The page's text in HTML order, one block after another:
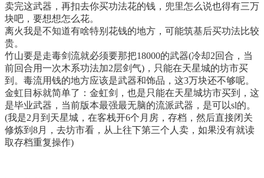
卖完这武器，再扣去你买功法花的钱，兜里怎么说也得有三万
块吧，要想想怎么花。
离火我是不知道有啥特别花钱的地方，可能筑基后买功法比较
贵。
竹山要是走毒剑流就必须要那把18000的武器(冷却2回合，当
前回合用一次木系功法加2层剑气)，只能在天星城的坊市买
到。毒流用钱的地方应该是武器和饰品，这3万块还不够呢。
金虹目标就简单了：金虹剑，也是只能在天星城坊市买到，这
是毕业武器，当前版本最强最无脑的流派武器，是可以sl的。
(我是2月到天星城，在客栈开6个月房，存档，然后直接闭关
修炼到8月，去坊市看，从上往下第三个人卖，如果没有就读
取存档重复操作)